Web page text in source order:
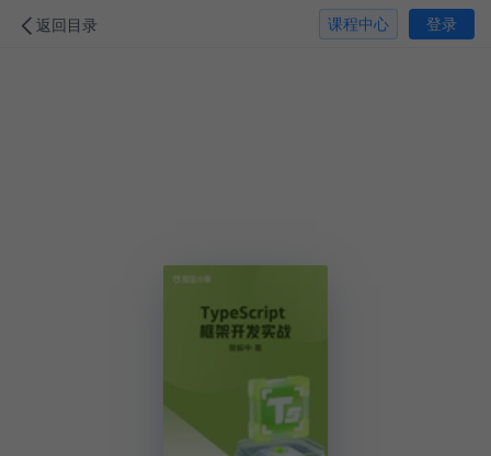
返回目录 课程中心 登录